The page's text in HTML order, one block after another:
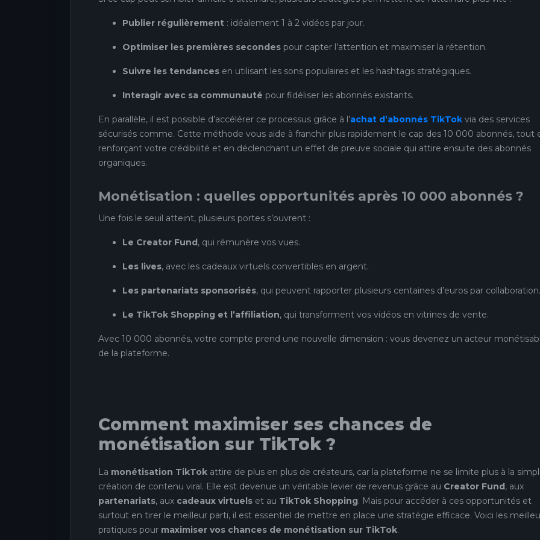
Publier régulièrement : idéalement 1 à 2 vidéos par jour.
Optimiser les premières secondes pour capter l’attention et maximiser la rétention.
Suivre les tendances en utilisant les sons populaires et les hashtags stratégiques.
Interagir avec sa communauté pour fidéliser les abonnés existants.
En parallèle, il est possible d’accélérer ce processus grâce à l’achat d’abonnés TikTok via des services
sécurisés comme. Cette méthode vous aide à franchir plus rapidement le cap des 10 000 abonnés, tout
renforçant votre crédibilité et en déclenchant un effet de preuve sociale qui attire ensuite des abonnés
organiques.
Monétisation : quelles opportunités après 10 000 abonnés ?
Une fois le seuil atteint, plusieurs portes s’ouvrent :
Le Creator Fund, qui rémunère vos vues.
Les lives, avec les cadeaux virtuels convertibles en argent.
Les partenariats sponsorisés, qui peuvent rapporter plusieurs centaines d’euros par collaboration.
Le TikTok Shopping et l’affiliation, qui transforment vos vidéos en vitrines de vente.
Avec 10 000 abonnés, votre compte prend une nouvelle dimension : vous devenez un acteur
de la plateforme.
Comment maximiser ses chances de
monétisation sur TikTok ?
La monétisation TikTok attire de plus en plus de créateurs, car la plateforme ne se limite plus à la
création de contenu viral. Elle est devenue un véritable levier de revenus grâce au Creator Fund, aux
partenariats, aux cadeaux virtuels et au TikTok Shopping. Mais pour accéder à ces opportunités et
surtout en tirer le meilleur parti, il est essentiel de mettre en place une stratégie efficace. Voici les
pratiques pour maximiser vos chances de monétisation sur TikTok.